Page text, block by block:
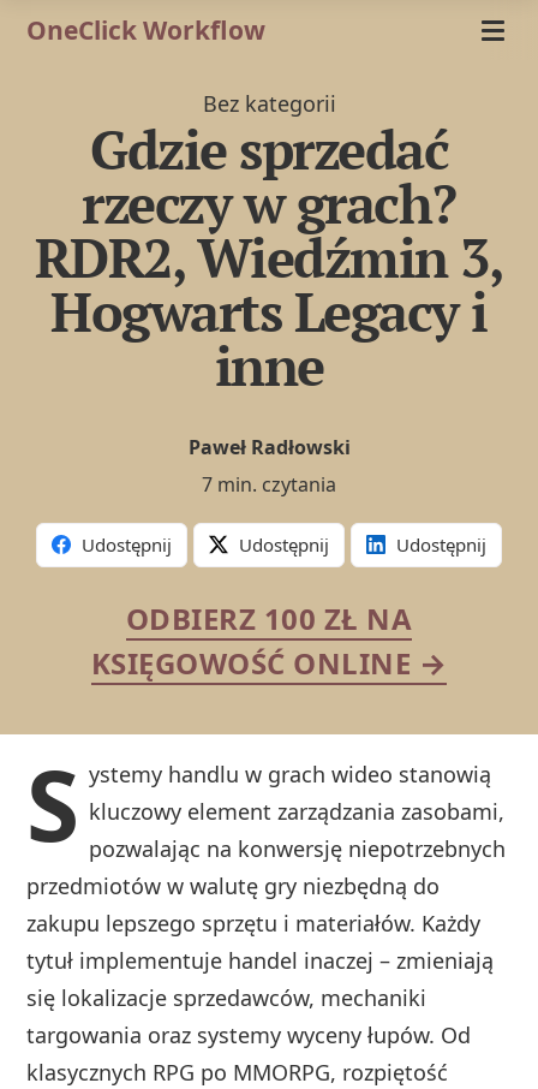
OneClick Workflow
Bez kategorii
Gdzie sprzedać
rzeczy w grach?
RDR2, Wiedźmin 3,
Hogwarts Legacy i
inne
Paweł Radłowski
7 min. czytania
Udostępnij Udostępnij Udostępnij
ODBIERZ 100 ZŁ NA
KSIĘGOWOŚĆ ONLINE →
S ystemy handlu w grach wideo stanowią
kluczowy element zarządzania zasobami,
pozwalając na konwersję niepotrzebnych
przedmiotów w walutę gry niezbędną do
zakupu lepszego sprzętu i materiałów. Każdy
tytuł implementuje handel inaczej – zmieniają
się lokalizacje sprzedawców, mechaniki
targowania oraz systemy wyceny łupów. Od
klasycznych RPG po MMORPG, rozpiętość